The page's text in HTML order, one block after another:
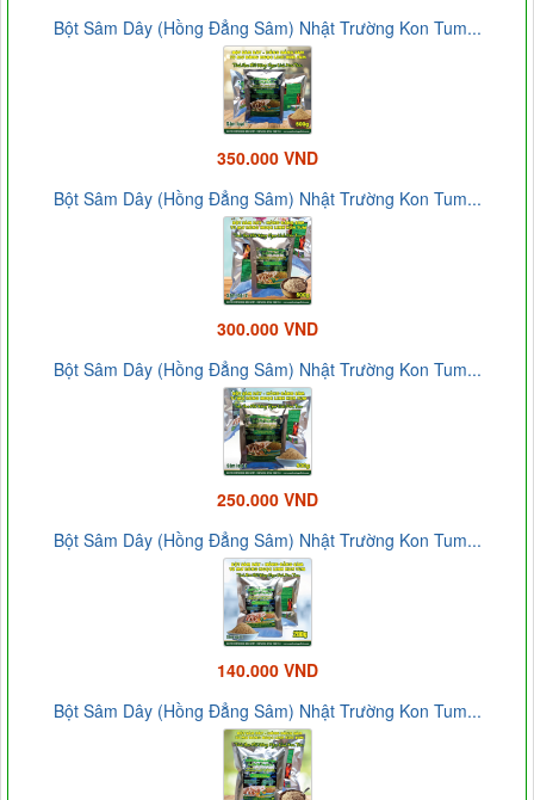
Bột Sâm Dây (Hồng Đẳng Sâm) Nhật Trường Kon Tum...
350.000 VND
Bột Sâm Dây (Hồng Đẳng Sâm) Nhật Trường Kon Tum...
300.000 VND
Bột Sâm Dây (Hồng Đẳng Sâm) Nhật Trường Kon Tum...
250.000 VND
Bột Sâm Dây (Hồng Đẳng Sâm) Nhật Trường Kon Tum...
140.000 VND
Bột Sâm Dây (Hồng Đẳng Sâm) Nhật Trường Kon Tum...